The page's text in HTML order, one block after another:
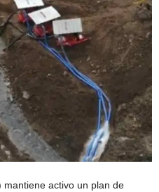
mantiene activo un plan de